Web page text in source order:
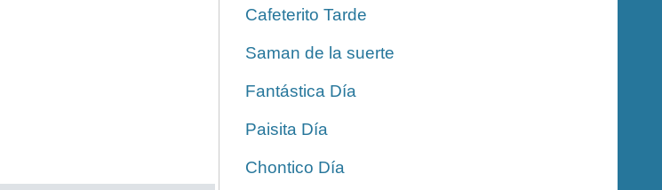
Cafeterito Tarde
Saman de la suerte
Fantástica Día
Paisita Día
Chontico Día